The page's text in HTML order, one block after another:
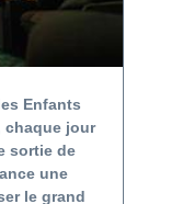
Enfants
chaque jour
sortie de
une
le grand